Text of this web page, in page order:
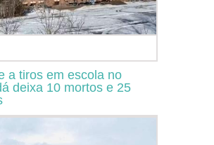
a tiros em escola no
deixa 10 mortos e 25